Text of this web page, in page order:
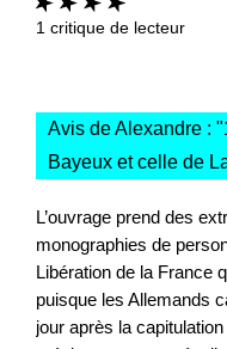
1 critique de lecteur
Avis de Alexandre : "
Bayeux et celle de
L’ouvrage prend des
monographies de
Libération de la France
puisque les Allemands
jour après la